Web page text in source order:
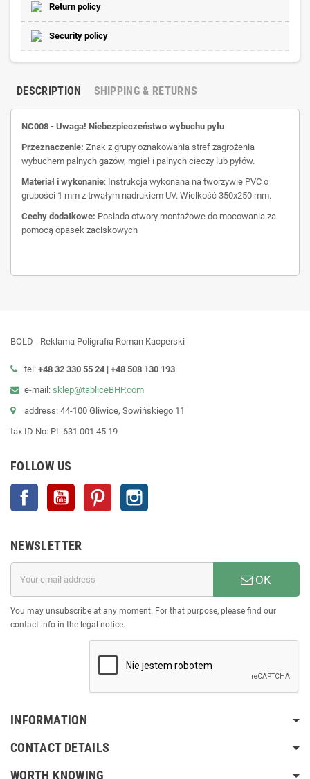
Return policy
Security policy
DESCRIPTION SHIPPING & RETURNS
NC008 - Uwaga! Niebezpieczeństwo wybuchu pyłu
Przeznaczenie: Znak z grupy oznakowania stref zagrożenia
wybuchem palnych gazów, mgieł i palnych cieczy lub pyłów.
Materiał i wykonanie: Instrukcja wykonana na tworzywie PVC o
grubości 1 mm z trwałym nadrukiem UV. Wielkość 350x250 mm.
Cechy dodatkowe: Posiada otwory montażowe do mocowania za
pomocą opasek zaciskowych
BOLD - Reklama Poligrafia Roman Kacperski
tel: +48 32 330 55 24 | +48 508 130 193
e-mail: sklep@tabliceBHP.com
address: 44-100 Gliwice, Sowińskiego 11
tax ID No: PL 631 001 45 19
FOLLOW US
Facebook YouTube Pinterest
NEWSLETTER
OK
You may unsubscribe at any moment. For that purpose, please find our
contact info in the legal notice.
INFORMATION
CONTACT DETAILS
WORTH KNOWING